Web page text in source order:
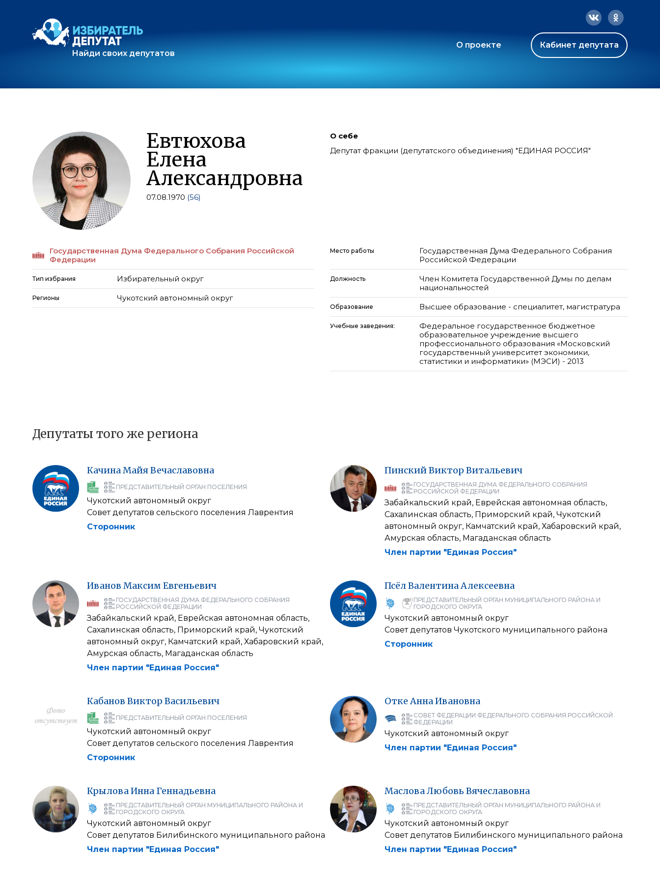
Найди своих депутатов
О проекте Кабинет депутата
Евтюхова
Елена
Александровна
07.08.1970 (56)
О себе
Депутат фракции (депутатского объединения) "ЕДИНАЯ РОССИЯ"
Государственная Дума Федерального Собрания Российской
Федерации
Тип избрания Избирательный округ
Регионы Чукотский автономный округ
Место работы
Государственная Дума Федерального Собрания
Российской Федерации
Должность
Член Комитета Государственной Думы по делам
национальностей
Образование Высшее образование - специалитет, магистратура
Учебные заведения:
Федеральное государственное бюджетное
образовательное учреждение высшего
профессионального образования «Московский
государственный университет экономики,
статистики и информатики» (МЭСИ) - 2013
Депутаты того же региона
КачинаМайяВечаславовна
ПРЕДСТАВИТЕЛЬНЫЙ ОРГАН ПОСЕЛЕНИЯ
Чукотский автономный округ
Совет депутатов сельского поселения Лаврентия
Сторонник
ПинскийВиктор Витальевич
ГОСУДАРСТВЕННАЯ ДУМА ФЕДЕРАЛЬНОГО СОБРАНИЯ
РОССИЙСКОЙ ФЕДЕРАЦИИ
Забайкальский край, Еврейская автономная область,
Сахалинская область, Приморский край, Чукотский
автономный округ, Камчатский край, Хабаровский край,
Амурская область, Магаданская область
Член партии "Единая Россия"
Иванов Максим Евгеньевич
ГОСУДАРСТВЕННАЯ ДУМА ФЕДЕРАЛЬНОГО СОБРАНИЯ
РОССИЙСКОЙ ФЕДЕРАЦИИ
Забайкальский край, Еврейская автономная область,
Сахалинская область, Приморский край, Чукотский
автономный округ, Камчатский край, Хабаровский край,
Амурская область, Магаданская область
Член партии "Единая Россия"
ПсёлВалентинаАлексеевна
ПРЕДСТАВИТЕЛЬНЫЙ ОРГАН МУНИЦИПАЛЬНОГО РАЙОНА И
ГОРОДСКОГО ОКРУГА
Чукотский автономный округ
Совет депутатов Чукотского муниципального района
Сторонник
Кабанов Виктор Васильевич
ПРЕДСТАВИТЕЛЬНЫЙ ОРГАН ПОСЕЛЕНИЯ
Чукотский автономный округ
Совет депутатов сельского поселения Лаврентия
Сторонник
Отке АннаИвановна
СОВЕТ ФЕДЕРАЦИИ ФЕДЕРАЛЬНОГО СОБРАНИЯ РОССИЙСКОЙ
ФЕДЕРАЦИИ
Чукотский автономный округ
Член партии "Единая Россия"
КрыловаИнна Геннадьевна
ПРЕДСТАВИТЕЛЬНЫЙ ОРГАН МУНИЦИПАЛЬНОГО РАЙОНА И
ГОРОДСКОГО ОКРУГА
Чукотский автономный округ
Совет депутатов Билибинского муниципального района
Член партии "Единая Россия"
МасловаЛюбовь Вячеславовна
ПРЕДСТАВИТЕЛЬНЫЙ ОРГАН МУНИЦИПАЛЬНОГО РАЙОНА И
ГОРОДСКОГО ОКРУГА
Чукотский автономный округ
Совет депутатов Билибинского муниципального района
Член партии "Единая Россия"